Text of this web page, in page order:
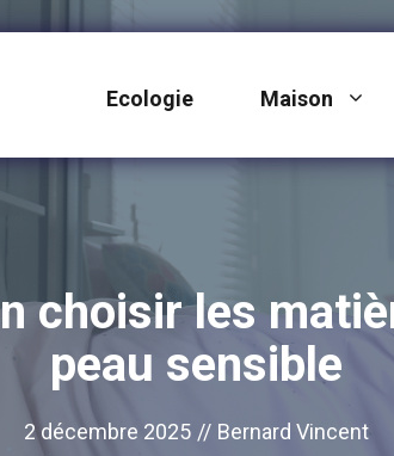
Ecologie Maison
choisir les
peau sensible
2 décembre 2025 // Bernard Vincent